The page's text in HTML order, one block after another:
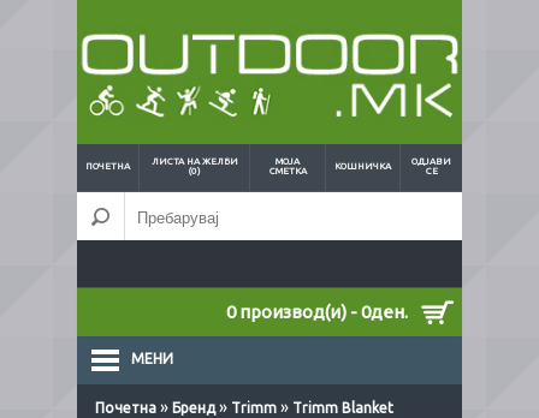
ПОЧЕТНА
ЛИСТА НА ЖЕЛБИ
(0)
МОЈА
СМЕТКА
КОШНИЧКА
ОДЈАВИ
СЕ
0 производ(и) - 0ден.
МЕНИ
Почетна » Бренд» Trimm » Trimm Blanket